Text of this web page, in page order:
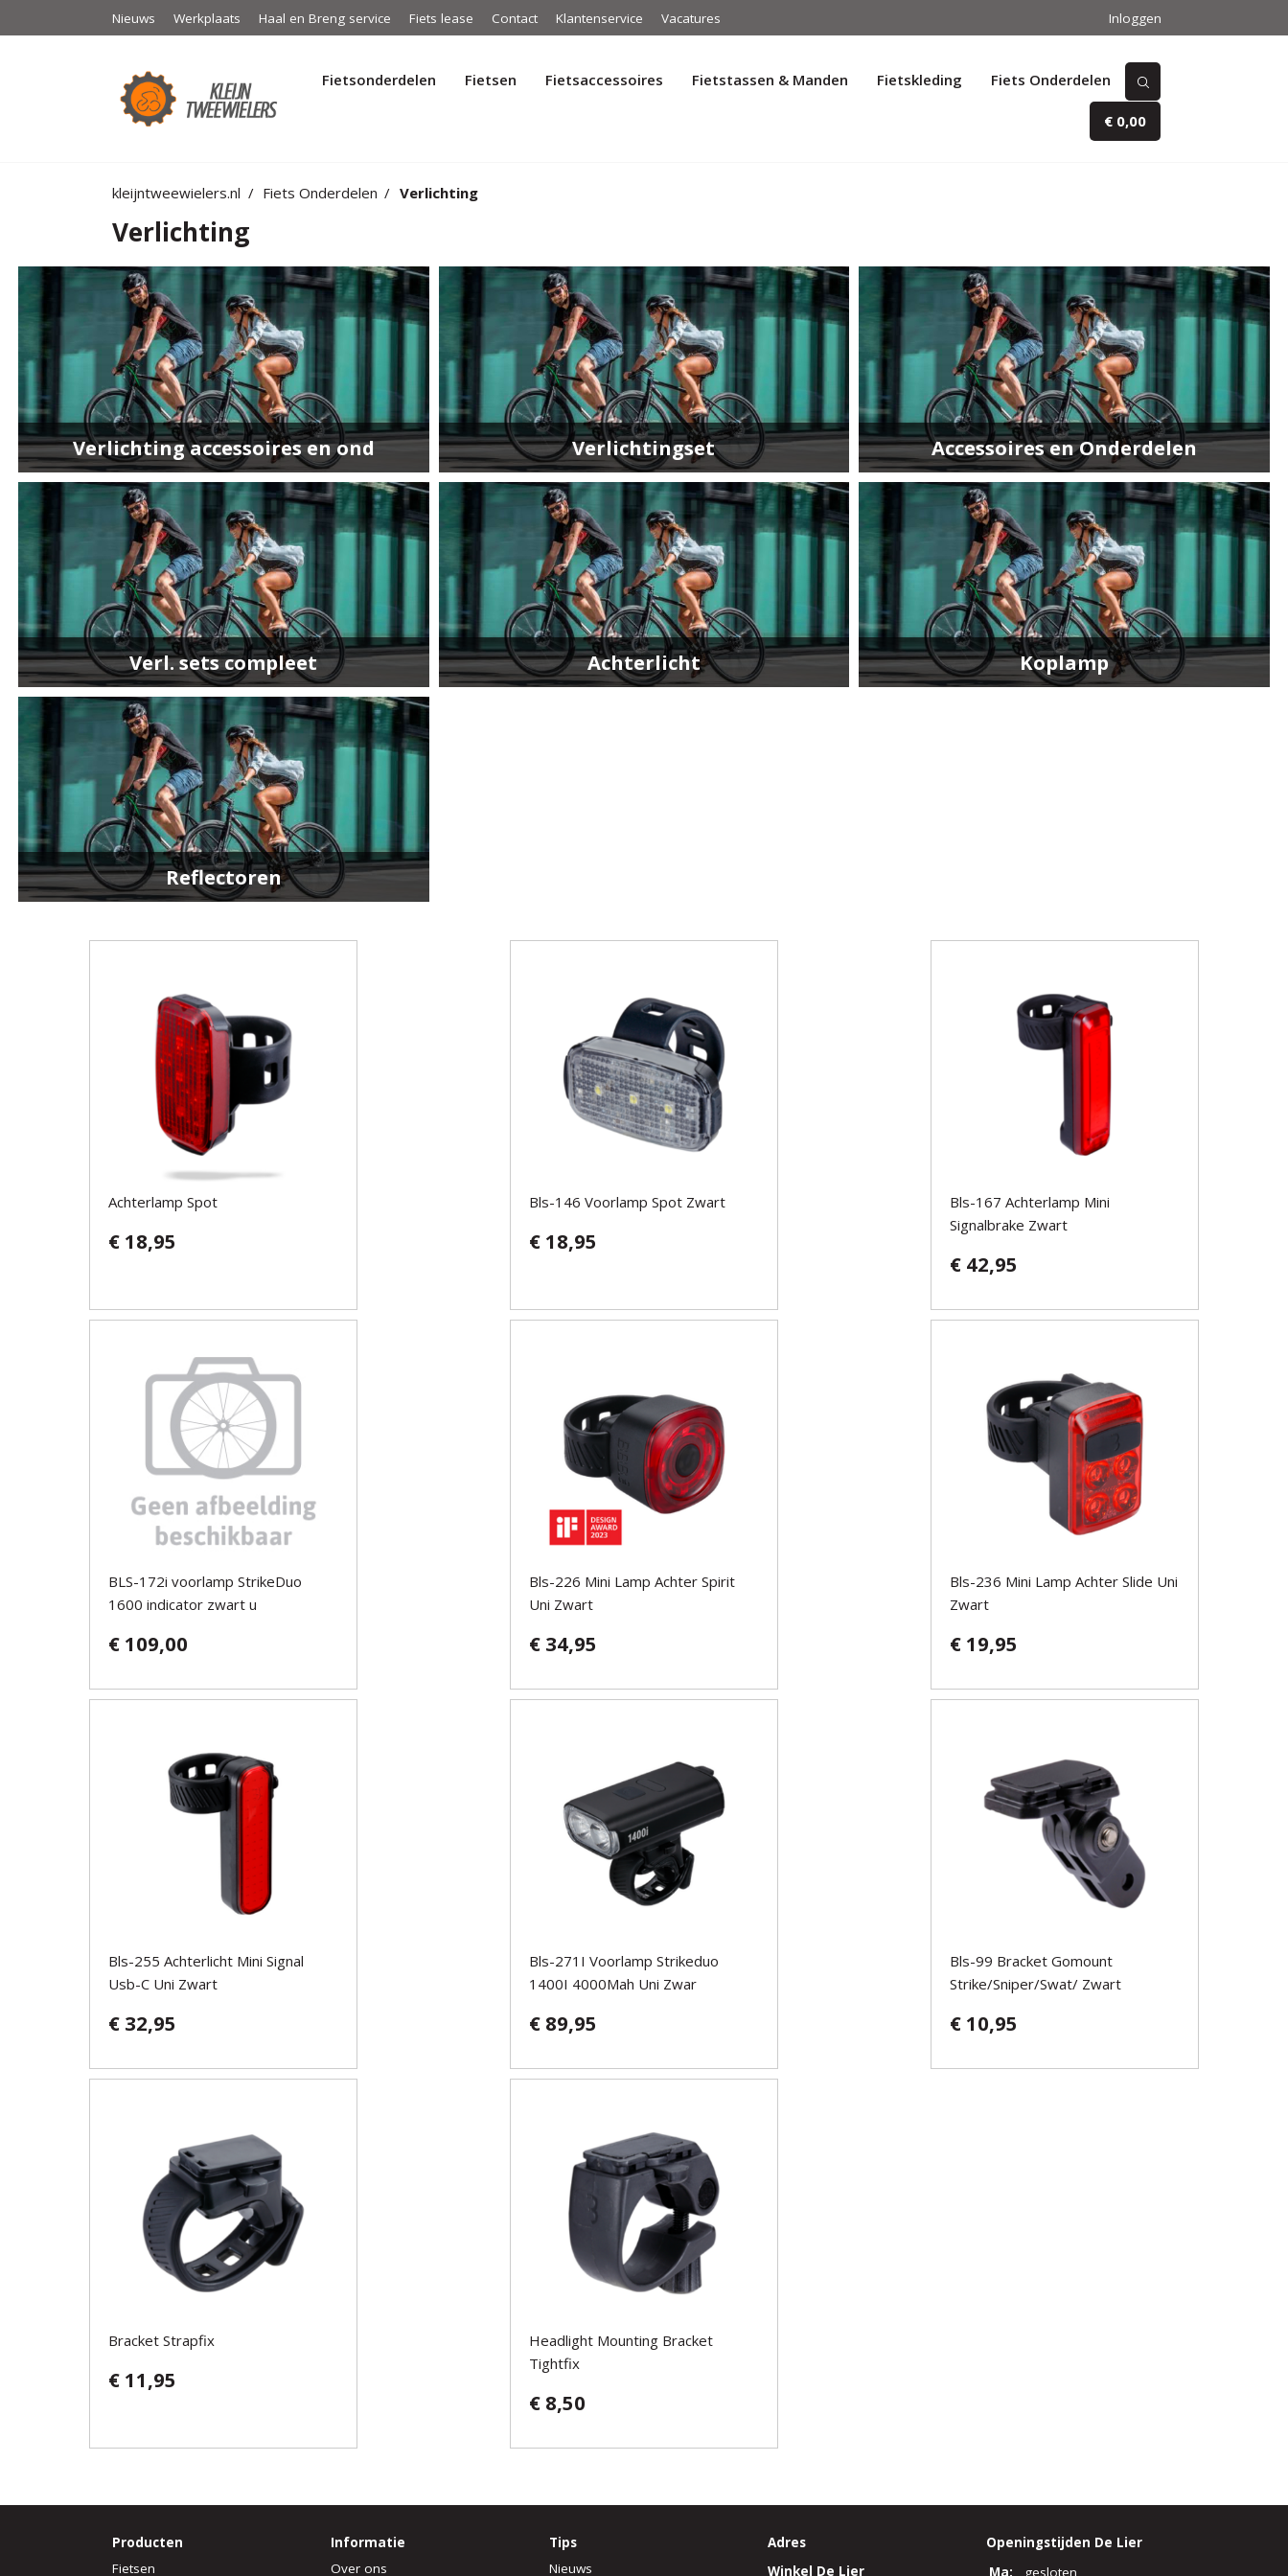
Nieuws Werkplaats Haal en Breng service Fiets lease Contact Klantenservice Vacatures Inloggen
Fietsonderdelen Fietsen Fietsaccessoires Fietstassen & Manden Fietskleding Fiets Onderdelen
€ 0,00
kleijntweewielers.nl Fiets Onderdelen Verlichting
Verlichting
Verlichting accessoires en ond Verlichtingset Accessoires en Onderdelen
Verl. sets compleet Achterlicht Koplamp
Reflectoren
Achterlamp Spot
€ 18,95
Bls-146 Voorlamp Spot Zwart
€ 18,95
Bls-167 Achterlamp Mini
Signalbrake Zwart
€ 42,95
BLS-172i voorlamp StrikeDuo
1600 indicator zwart u
€ 109,00
Bls-226 Mini Lamp Achter Spirit
Uni Zwart
€ 34,95
Bls-236 Mini Lamp Achter Slide Uni
Zwart
€ 19,95
Bls-255 Achterlicht Mini Signal
Usb-C Uni Zwart
€ 32,95
Bls-271I Voorlamp Strikeduo
1400I 4000Mah Uni Zwar
€ 89,95
Bls-99 Bracket Gomount
Strike/Sniper/Swat/ Zwart
€ 10,95
Bracket Strapfix
€ 11,95
Headlight Mounting Bracket
Tightfix
€ 8,50
Producten
Fietsen
Informatie
Over ons
Tips
Nieuws
Adres
Winkel De Lier
Openingstijden De Lier
Ma:
gesloten